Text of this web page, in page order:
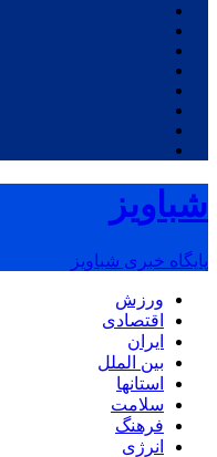
شباویز
پایگاه خبری شباویز
ورزش
اقتصادی
ایران
بین الملل
استانها
سلامت
فرهنگ
انرژی